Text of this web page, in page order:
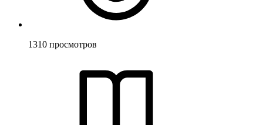
1310 просмотров